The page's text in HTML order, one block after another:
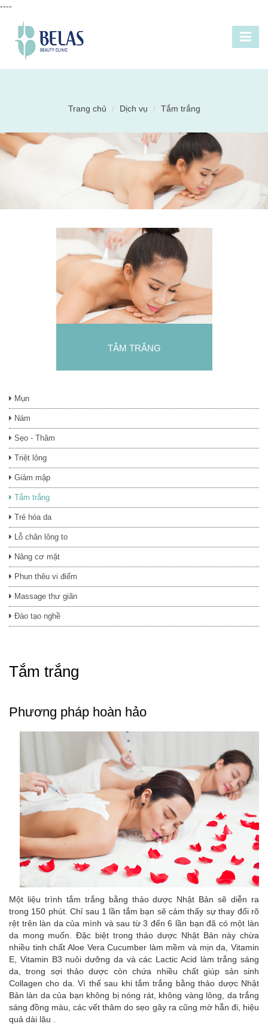
----
Trang chủ Dịch vụ Tắm trắng
TẮM TRẮNG
Mụn
Nám
Sẹo - Thâm
Triệt lông
Giảm mập
Tắm trắng
Trẻ hóa da
Lỗ chân lông to
Nâng cơ mặt
Phun thêu vi điểm
Massage thư giãn
Đào tạo nghề
Tắm trắng
Phương pháp hoàn hảo
Một liệu trình tắm trắng bằng thảo dược Nhật Bản sẽ diễn ra
trong 150 phút. Chỉ sau 1 lần tắm bạn sẽ cảm thấy sự thay đổi rõ
rệt trên làn da của mình và sau từ 3 đến 6 lần bạn đã có một làn
da mong muốn. Đặc biệt trong thảo dược Nhật Bản này chừa
nhiều tinh chất Aloe Vera Cucumber làm mềm và mịn da, Vitamin
E, Vitamin B3 nuôi dưỡng da và các Lactic Acid làm trắng sáng
da, trong sợi thảo dược còn chứa nhiều chất giúp sản sinh
Collagen cho da. Vì thế sau khi tắm trắng bằng thảo dược Nhật
Bản làn da của bạn không bị nóng rát, không vàng lông, da trắng
sáng đồng màu, các vết thâm do sẹo gây ra cũng mờ hẵn đi, hiệu
quả dài lâu .